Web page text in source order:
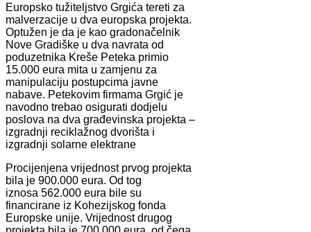
Europsko tužiteljstvo Grgića tereti za
malverzacije u dva europska projekta.
Optužen je da je kao gradonačelnik
Nove Gradiške u dva navrata od
poduzetnika Kreše Peteka primio
15.000 eura mita u zamjenu za
manipulaciju postupcima javne
nabave. Petekovim firmama Grgić je
navodno trebao osigurati dodjelu
poslova na dva građevinska projekta –
izgradnji reciklažnog dvorišta i
izgradnji solarne elektrane
Procijenjena vrijednost prvog projekta
bila je 900.000 eura. Od tog
iznosa 562.000 eura bile su
financirane iz Kohezijskog fonda
Europske unije. Vrijednost drugog